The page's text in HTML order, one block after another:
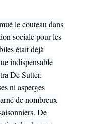
le couteau dans
sociale pour les
était déjà
indispensable
De Sutter.
ni asperges
de nombreux
De